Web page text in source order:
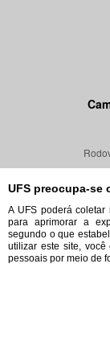
UFS preocupa-se
A UFS poderá coletar
para aprimorar a
segundo o que
utilizar este site,
pessoais por meio de
©